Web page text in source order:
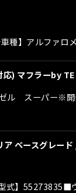
種】アルファ
応) マフラーby
ル スーパー
ベースグレー
】